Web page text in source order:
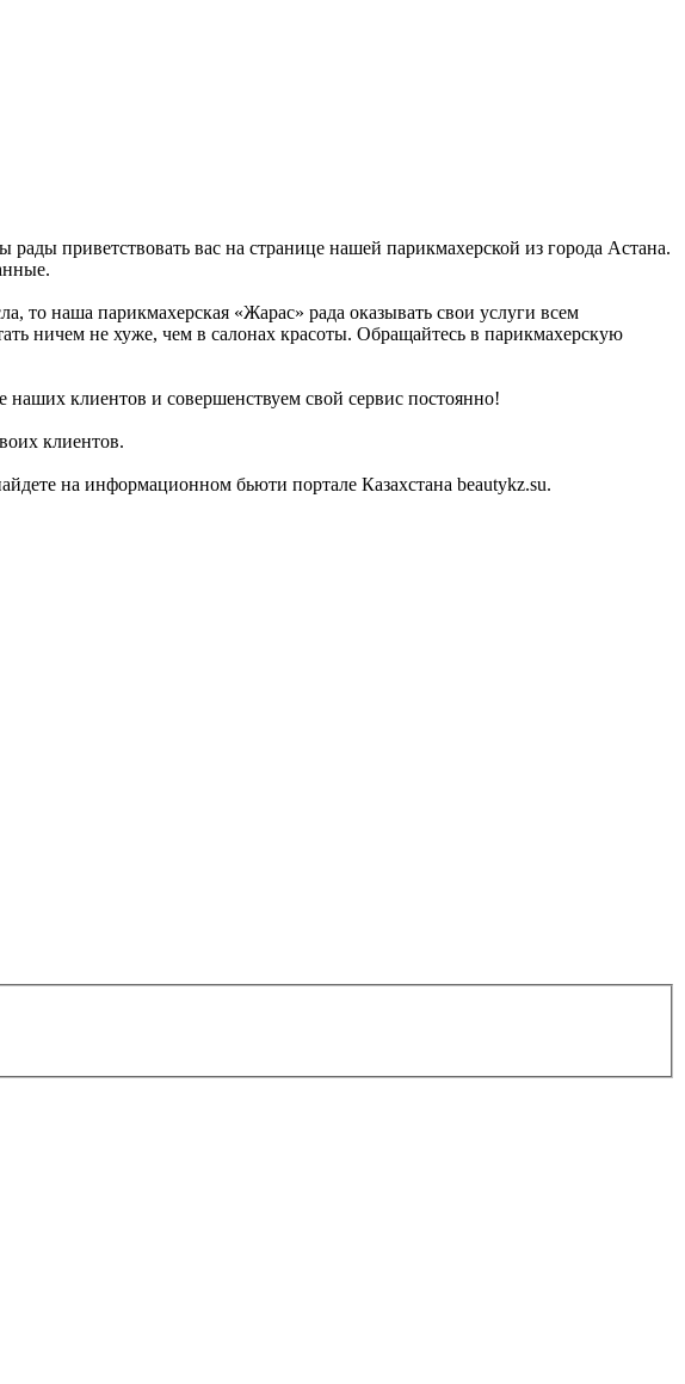
приветствовать вас на странице нашей парикмахерской из города Астана.
то наша парикмахерская «Жарас» рада оказывать свои услуги всем
ничем не хуже, чем в салонах красоты. Обращайтесь в парикмахерскую
клиентов и совершенствуем свой сервис постоянно!
клиентов.
на информационном бьюти портале Казахстана beautykz.su.